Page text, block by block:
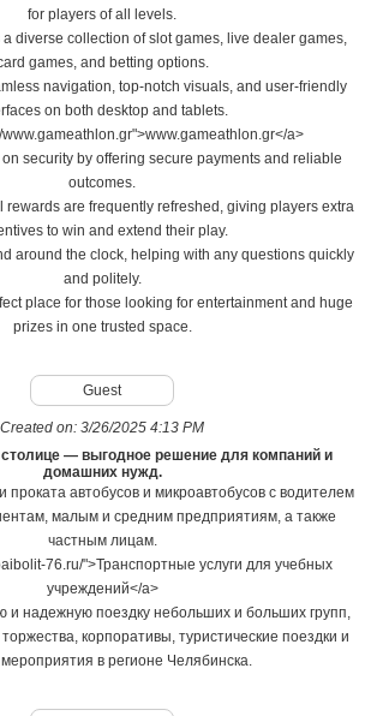
for players of all levels.
diverse collection of slot games, live dealer games,
games, and betting options.
navigation, top-notch visuals, and user-friendly
on both desktop and tablets.
a>
security by offering secure payments and reliable
outcomes.
rewards are frequently refreshed, giving players extra
to win and extend their play.
around the clock, helping with any questions quickly
and politely.
place for those looking for entertainment and huge
prizes in one trusted space.
Guest
Created on: 3/26/2025 4:13 PM
столице — выгодное решение для компаний и
домашних нужд.
проката автобусов и микроавтобусов с водителем
малым и средним предприятиям, а также
частным лицам.
76.ru/">Транспортные услуги для учебных
учреждений</a>
и надежную поездку небольших и больших групп,
корпоративы, туристические поездки и
мероприятия в регионе Челябинска.